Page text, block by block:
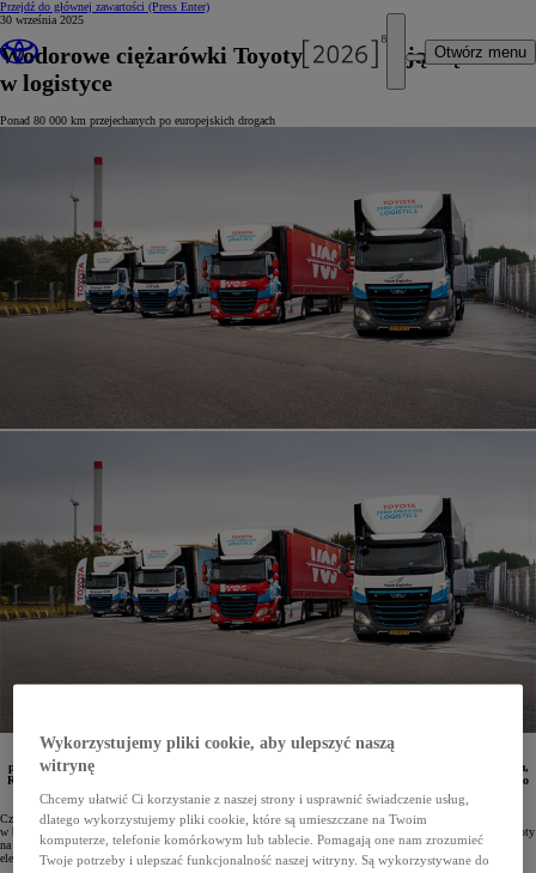
Przejdź do głównej zawartości (Press Enter)
Otwórz menu
30 września 2025
Wodorowe ciężarówki Toyoty sprawdzają się
w logistyce
Ponad 80 000 km przejechanych po europejskich drogach
Od maja 2025 roku Toyota Motor Europe testuje 4 ciężarówki zasilane wodorowymi ogniwami
paliwowymi, wykorzystując je w logistyce. Pojazdy te kursują między Diest w Belgii a Amsterdamem,
Rotterdamem, Lille i Kolonią. Do tej pory łącznie pokonały już ponad 80 000 km, zużywając średnio
7 kg wodoru na 100 km.
Cztery wodorowe ciężarówki od maja 2025 roku stanowią część floty Toyota Parts Centre Europe (TPCE)
w belgijskim Diest. To centrum dystrybucji części i akcesoriów obsługuje ponad 3 tys. stacji dilerskich Toyoty
na 44 rynkach. Każdego roku przez TPCE przechodzi 120 mln podzespołów, co oznacza, że ponad 500 tys.
elementów jest codziennie przyjmowanych i wysyłanych w ramach 200 kursów ciężarówek.
Wykorzystujemy pliki cookie, aby ulepszyć naszą
witrynę
Chcemy ułatwić Ci korzystanie z naszej strony i usprawnić świadczenie usług,
dlatego wykorzystujemy pliki cookie, które są umieszczane na Twoim
komputerze, telefonie komórkowym lub tablecie. Pomagają one nam zrozumieć
Twoje potrzeby i ulepszać funkcjonalność naszej witryny. Są wykorzystywane do